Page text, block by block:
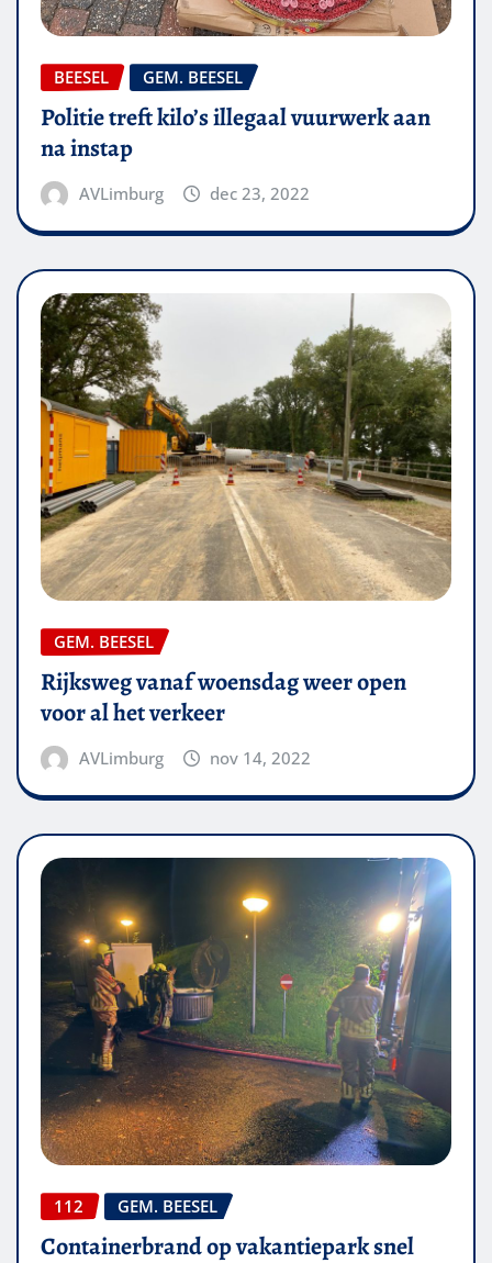
BEESEL GEM. BEESEL
Politie treft kilo’s illegaal vuurwerk aan
na instap
AVLimburg dec 23, 2022
GEM. BEESEL
Rijksweg vanaf woensdag weer open
voor al het verkeer
AVLimburg nov 14, 2022
112 GEM. BEESEL
Containerbrand op vakantiepark snel